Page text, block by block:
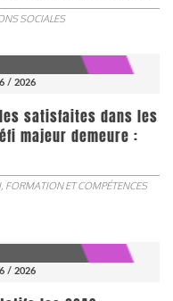
SOCIALES
/ 2026
satisfaites dans les
majeur demeure :
FORMATION ET COMPÉTENCES
/ 2026